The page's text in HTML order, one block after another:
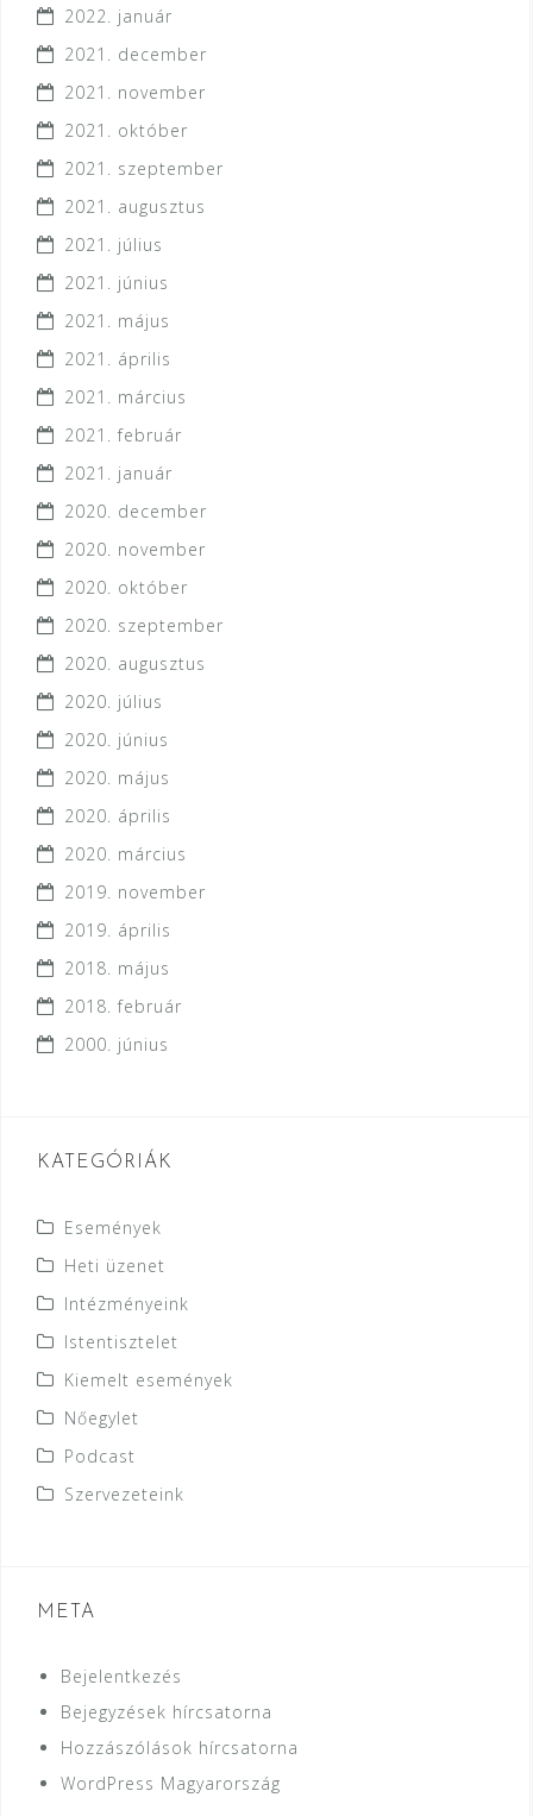
2022. január
2021. december
2021. november
2021. október
2021. szeptember
2021. augusztus
2021. július
2021. június
2021. május
2021. április
2021. március
2021. február
2021. január
2020. december
2020. november
2020. október
2020. szeptember
2020. augusztus
2020. július
2020. június
2020. május
2020. április
2020. március
2019. november
2019. április
2018. május
2018. február
2000. június
KATEGÓRIÁK
Események
Heti üzenet
Intézményeink
Istentisztelet
Kiemelt események
Nőegylet
Podcast
Szervezeteink
META
Bejelentkezés
Bejegyzések hírcsatorna
Hozzászólások hírcsatorna
WordPress Magyarország